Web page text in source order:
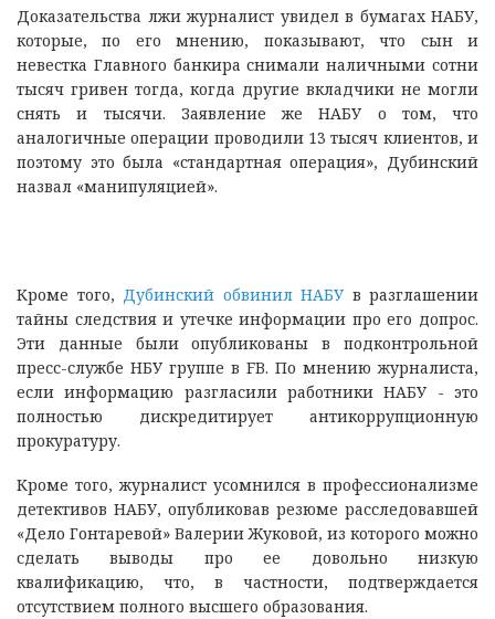
Доказательства лжи журналист увидел в бумагах НАБУ,
которые, по его мнению, показывают, что сын и
невестка Главного банкира снимали наличными сотни
тысяч гривен тогда, когда другие вкладчики не могли
снять и тысячи. Заявление же НАБУ о том, что
аналогичные операции проводили 13 тысяч клиентов, и
поэтому это была «стандартная операция», Дубинский
назвал «манипуляцией».
Кроме того, Дубинский обвинил НАБУв разглашении
тайны следствия и утечке информации про его допрос.
Эти данные были опубликованы в подконтрольной
пресс-службе НБУ группе в FB. По мнению журналиста,
если информацию разгласили работники НАБУ - это
полностью дискредитирует антикоррупционную
прокуратуру.
Кроме того, журналист усомнился в профессионализме
детективов НАБУ, опубликовав резюме расследовавшей
«Дело Гонтаревой» Валерии Жуковой, из которого можно
сделать выводы про ее довольно низкую
квалификацию, что, в частности, подтверждается
отсутствием полного высшего образования.